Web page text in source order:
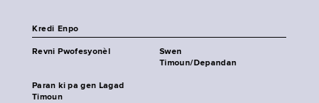
Kredi Enpo
Revni Pwofesyonèl
Swen
Timoun/Depandan
Paran ki pa gen Lagad
Timoun